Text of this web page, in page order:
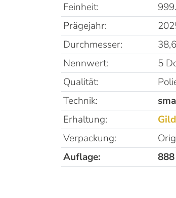
Feinheit:
Prägejahr:
Durchmesser:
Nennwert:
5
Qualität:
Technik:
Erhaltung:
Verpackung:
Auflage: